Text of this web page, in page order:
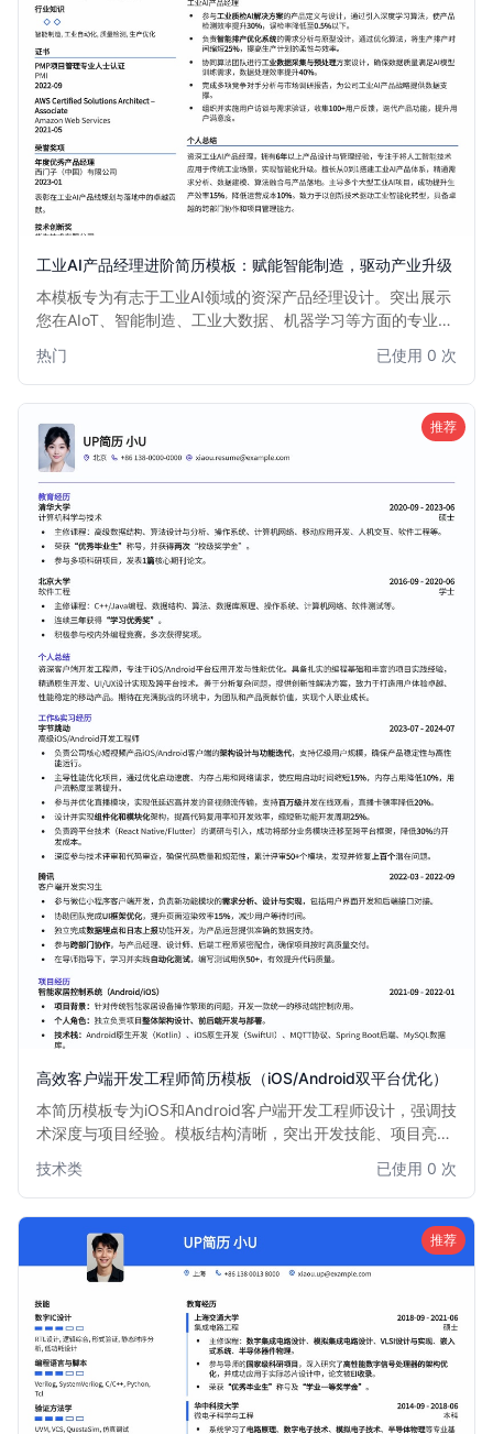
工业AI产品经理进阶简历模板：赋能智能制造，驱动产业升级
本模板专为有志于工业AI领域的资深产品经理设计。突出展示
您在AIoT、智能制造、工业大数据、机器学习等方面的专业知
协作能力，助您在激烈的市场竞争中脱颖而出，获得心仪的工
业AI产品经理职位。
热门 已使用 0 次
推荐
高效客户端开发工程师简历模板（iOS/Android双平台优化）
本简历模板专为iOS和Android客户端开发工程师设计，强调技
术深度与项目经验。模板结构清晰，突出开发技能、项目亮点
或Android双平台开发经验的工程师。简洁专业的版面布局，
确保信息传达高效。
技术类 已使用 0 次
推荐